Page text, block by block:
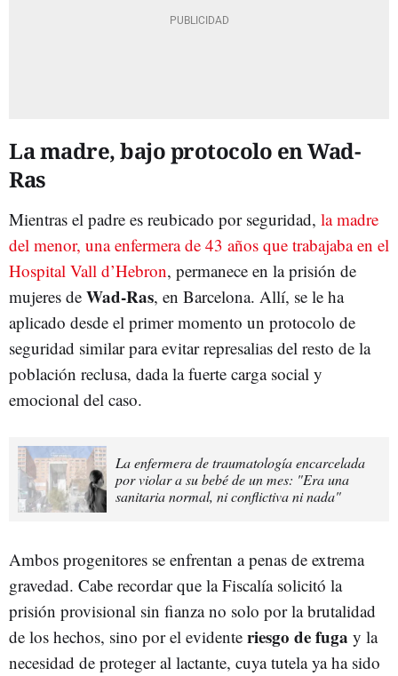
La madre, bajo protocolo en Wad-
Ras
Mientras el padre es reubicado por seguridad, la madre
del menor, una enfermera de 43 años que trabajaba en el
Hospital Vall d’Hebron, permanece en la prisión de
mujeres de Wad-Ras, en Barcelona. Allí, se le ha
aplicado desde el primer momento un protocolo de
seguridad similar para evitar represalias del resto de la
población reclusa, dada la fuerte carga social y
emocional del caso.
La enfermera de traumatología encarcelada
por violar a su bebé de un mes: "Era una
sanitaria normal, ni conflictiva ni nada"
Ambos progenitores se enfrentan a penas de extrema
gravedad. Cabe recordar que la Fiscalía solicitó la
prisión provisional sin fianza no solo por la brutalidad
de los hechos, sino por el evidente riesgo de fuga y la
necesidad de proteger al lactante, cuya tutela ya ha sido